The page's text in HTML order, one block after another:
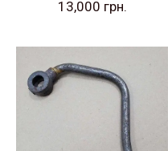
13,000 грн.